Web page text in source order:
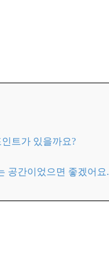
트가 있을까요?
공간이었으면 좋겠어요.